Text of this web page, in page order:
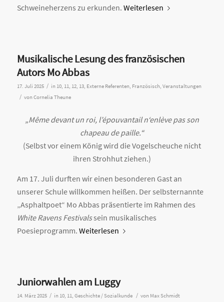
Schweineherzens zu erkunden. Weiterlesen
Musikalische Lesung des französischen
Autors Mo Abbas
17. Juli 2025 / in 10, 11, 12, 13, Externe Referenten, Französisch, Veranstaltungen
/ von Cornelia Theune
„Même devant un roi, l’épouvantail n‘enlève pas son
chapeau de paille.“
(Selbst vor einem König wird die Vogelscheuche nicht
ihren Strohhut ziehen.)
Am 17. Juli durften wir einen besonderen Gast an
unserer Schule willkommen heißen. Der selbsternannte
„Asphaltpoet“ Mo Abbas präsentierte im Rahmen des
White Ravens Festivalssein musikalisches
Poesieprogramm. Weiterlesen
Juniorwahlen am Luggy
14. März 2025 / in 10, 11, Geschichte / Sozialkunde / von Max Schmidt